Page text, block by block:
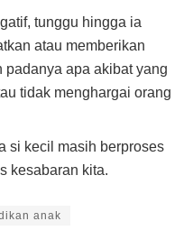
tunggu hingga ia
atau memberikan
padanya apa akibat yang
tidak menghargai orang
si kecil masih berproses
kesabaran kita.
anak